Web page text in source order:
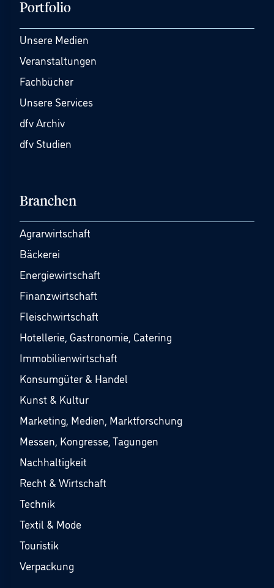
Portfolio
Unsere Medien
Veranstaltungen
Fachbücher
Unsere Services
dfv Archiv
dfv Studien
Branchen
Agrarwirtschaft
Bäckerei
Energiewirtschaft
Finanzwirtschaft
Fleischwirtschaft
Hotellerie, Gastronomie, Catering
Immobilienwirtschaft
Konsumgüter & Handel
Kunst & Kultur
Marketing, Medien, Marktforschung
Messen, Kongresse, Tagungen
Nachhaltigkeit
Recht & Wirtschaft
Technik
Textil & Mode
Touristik
Verpackung